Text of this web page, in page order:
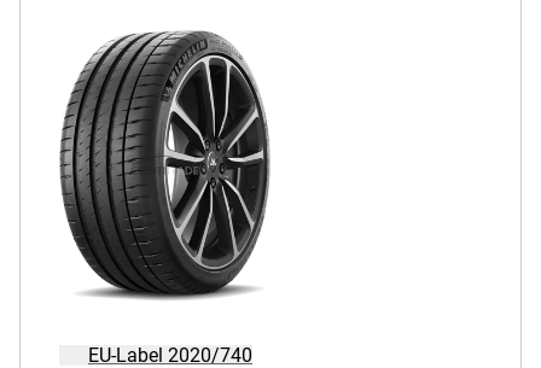
EU-Label 2020/740